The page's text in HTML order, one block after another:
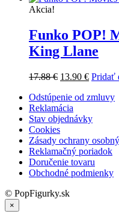
Akcia!
Funko POP!
King Llane
17.88€ Pôvodná
bola:
17.88 €.
13.90 €
je:
Pridať
Odstúpenie od zmluvy
Reklamácia
Stav objednávky
Cookies
Zásady ochrany
Reklamačný poriadok
Doručenie tovaru
Obchodné podmienky
© PopFigurky.sk
×